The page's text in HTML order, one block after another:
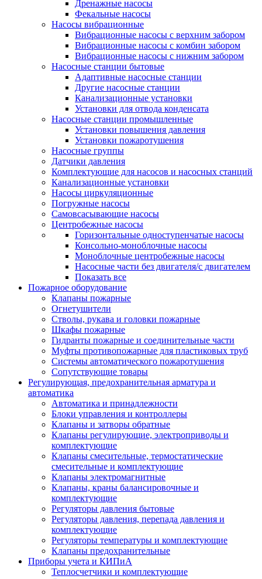
Дренажные насосы
Фекальные насосы
Насосы вибрационные
Вибрационные насосы с верхним забором
Вибрационные насосы с комбин забором
Вибрационные насосы с нижним забором
Насосные станции бытовые
Адаптивные насосные станции
Другие насосные станции
Канализационные установки
Установки для отвода конденсата
Насосные станции промышленные
Установки повышения давления
Установки пожаротушения
Насосные группы
Датчики давления
Комплектующие для насосов и насосных станций
Канализационные установки
Насосы циркуляционные
Погружные насосы
Самовсасывающие насосы
Центробежные насосы
Горизонтальные одноступенчатые насосы
Консольно-моноблочные насосы
Моноблочные центробежные насосы
Насосные части без двигателя/с двигателем
Показать все
Пожарное оборудование
Клапаны пожарные
Огнетушители
Стволы, рукава и головки пожарные
Шкафы пожарные
Гидранты пожарные и соединительные части
Муфты противопожарные для пластиковых труб
Системы автоматического пожаротушения
Сопутствующие товары
Регулирующая, предохранительная арматура и
автоматика
Автоматика и принадлежности
Блоки управления и контроллеры
Клапаны и затворы обратные
Клапаны регулирующие, электроприводы и
комплектующие
Клапаны смесительные, термостатические
смесительные и комплектующие
Клапаны электромагнитные
Клапаны, краны балансировочные и
комплектующие
Регуляторы давления бытовые
Регуляторы давления, перепада давления и
комплектующие
Регуляторы температуры и комплектующие
Клапаны предохранительные
Приборы учета и КИПиА
Теплосчетчики и комплектующие